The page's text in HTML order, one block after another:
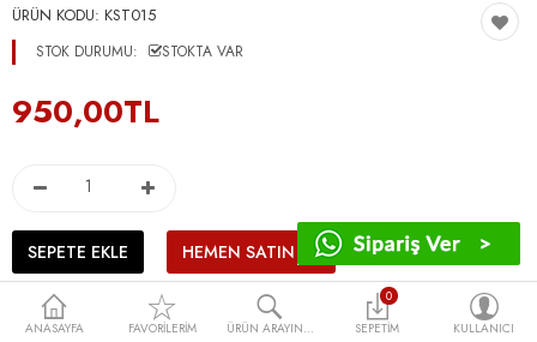
ANASAYFA FAVORILERIM ÜRÜN ARAYIN...
0
SEPETIM
KULLANICI
ÜRÜN KODU: KST015
STOK DURUMU: STOKTA VAR
950,00TL